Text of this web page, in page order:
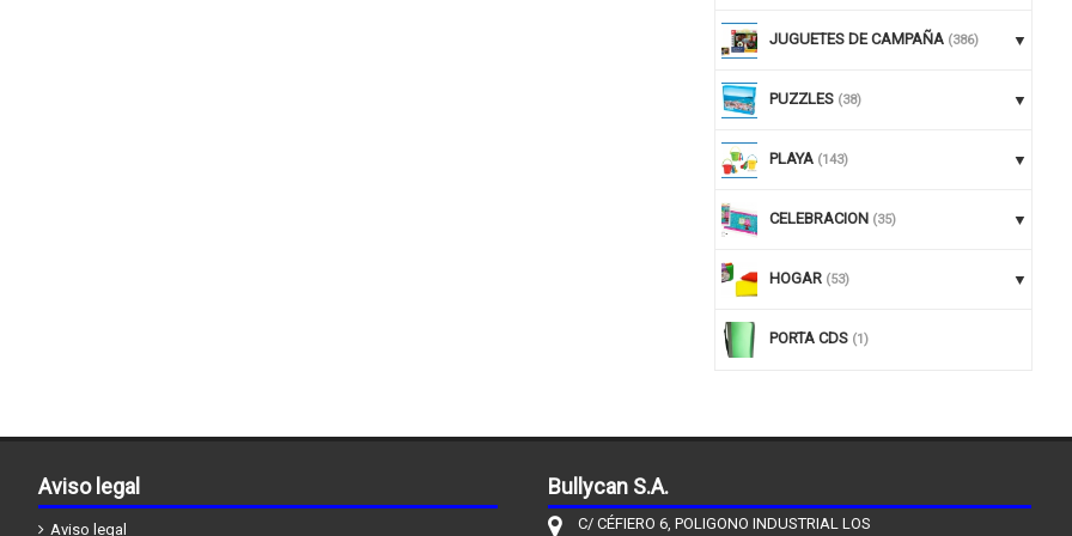
JUGUETES DE CAMPAÑA (386)
PUZZLES (38)
PLAYA (143)
CELEBRACION (35)
HOGAR (53)
PORTA CDS (1)
Aviso legal
Aviso legal
Bullycan S.A.
C/ CÉFIERO 6, POLIGONO INDUSTRIAL LOS